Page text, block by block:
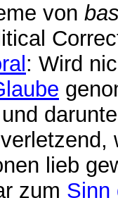
von
: Wird
lieb
zum Sinn